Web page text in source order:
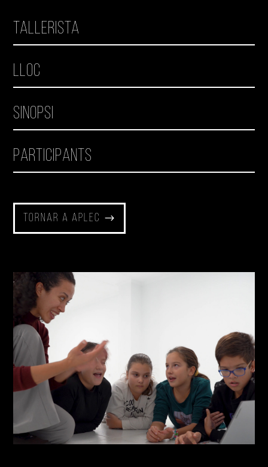
Tallerista
Lloc
Sinopsi
Participants
Tornar a Aplec